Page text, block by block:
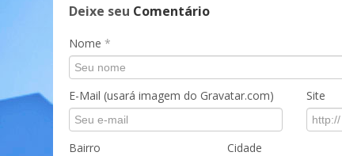
Deixe seu Comentário
Nome *
E-Mail (usará imagem do Gravatar.com) Site
Bairro Cidade